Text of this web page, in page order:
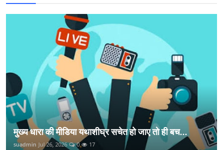
मुख्य धारा की मीडिया यथाशीघ्र सचेत हो जाए तो ही बच...
suadmin Jul 26, 2026 0 17